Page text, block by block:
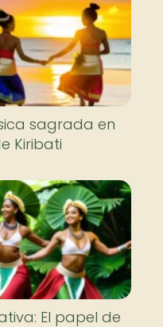
sagrada en
Kiribati
El papel de